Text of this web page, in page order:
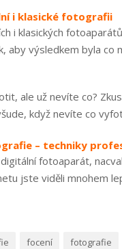
i klasické fotografii
i klasických
aby výsledkem byla co
ale už nevíte co?
když nevíte co
– techniky
fotoaparát,
jste viděli mnohem
focení fotografie